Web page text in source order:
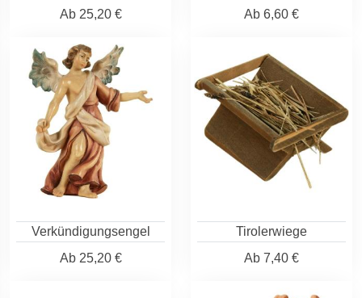
Ab25,20 €
Ab 6,60 €
Verkündigungsengel
Ab25,20 €
Tirolerwiege
Ab 7,40 €